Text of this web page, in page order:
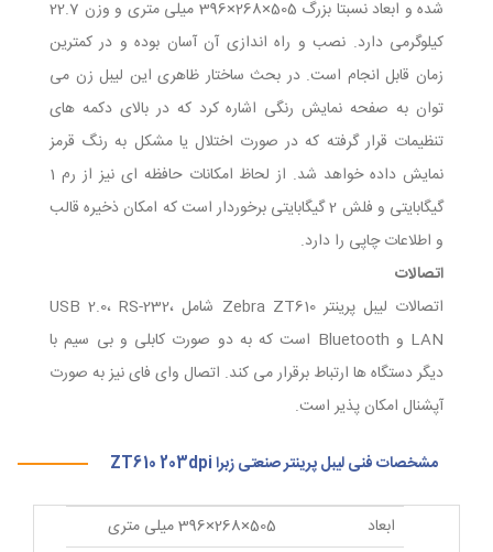
شده و ابعاد نسبتا بزرگ 505×268×396 میلی متری و وزن 22.7
کیلوگرمی دارد. نصب و راه اندازی آن آسان بوده و در کمترین
زمان قابل انجام است. در بحث ساختار ظاهری این لیبل زن می
توان به صفحه نمایش رنگی اشاره کرد که در بالای دکمه های
تنظیمات قرار گرفته که در صورت اختلال یا مشکل به رنگ قرمز
نمایش داده خواهد شد. از لحاظ امکانات حافظه ای نیز از رم 1
گیگابایتی و فلش 2 گیگابایتی برخوردار است که امکان ذخیره قالب
و اطلاعات چاپی را دارد.
اتصالات
اتصالات لیبل پرینتر Zebra ZT610 شامل USB 2.0، RS-232،
LAN و Bluetooth است که به دو صورت کابلی و بی سیم با
دیگر دستگاه ها ارتباط برقرار می کند. اتصال وای فای نیز به صورت
آپشنال امکان پذیر است.
مشخصات فنی لیبل پرینتر صنعتی زبرا ZT610 203dpi
ابعاد
505×268×396 میلی متری